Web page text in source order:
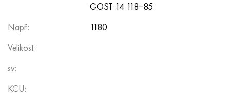
GOST 14 118−85
Např.:
1180
Velikost:
sv:
KCU: